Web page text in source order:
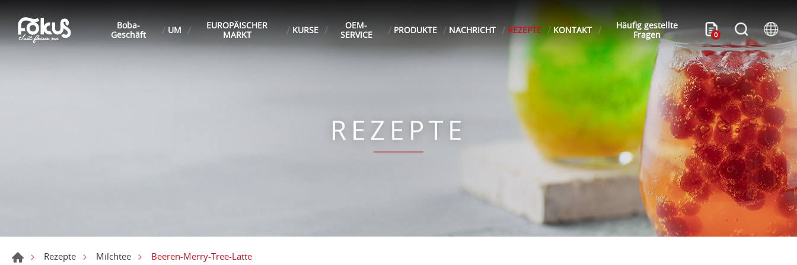
Boba-
Geschäft
UM
EUROPÄISCHER
MARKT
KURSE
OEM-
SERVICE
PRODUKTE NACHRICHT REZEPTE KONTAKT
Häufig gestellte
Fragen
0
REZEPTE
Rezepte Milchtee Beeren-Merry-Tree-Latte